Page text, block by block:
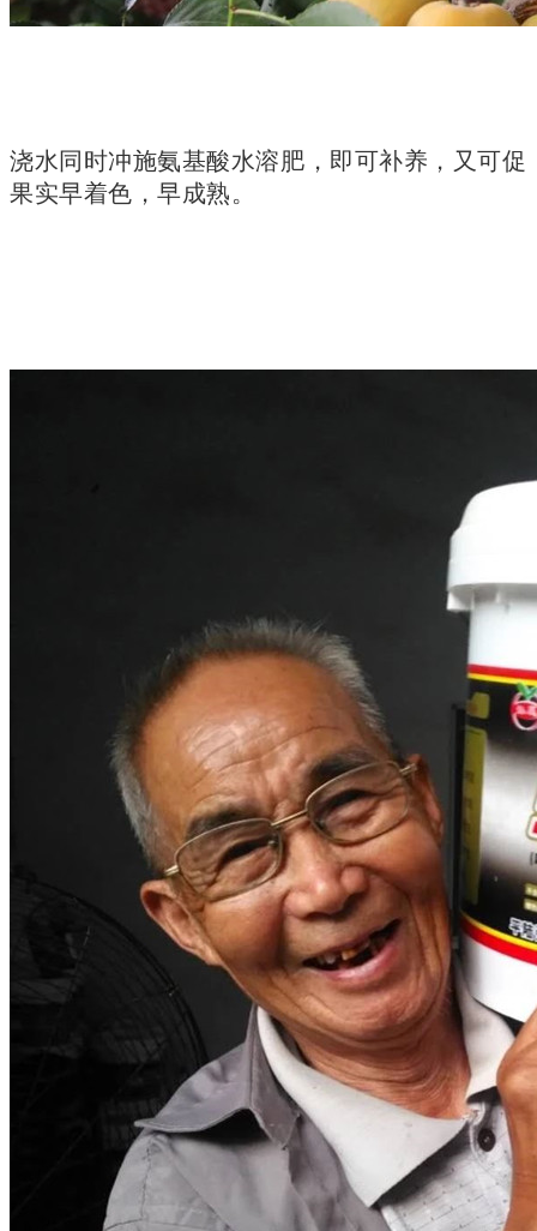
浇水同时冲施氨基酸水溶肥，即可补养，又可促
果实早着色，早成熟。